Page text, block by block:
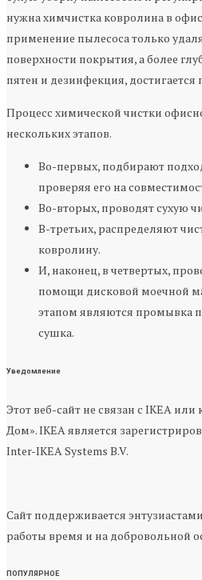
нужна химчистка ковролина в
применение пылесоса только
поверхности покрытия, а более
пятен и дезинфекция,
Процесс химической чистки
нескольких этапов.
Во-первых, подбирают
проверяя его на
Во-вторых, проводят сухую
В-третьих, распределяют
ковролину.
И, наконец, в четвертых,
помощи дисковой моечной
этапом являются промывка
сушка.
Уведомление
Этот веб-сайт не связан с IKEA
Дом». IKEA является
Inter-IKEA Systems B.V.
Сайт поддерживается
работы время и на добровольной
ПОПУЛЯРНОЕ